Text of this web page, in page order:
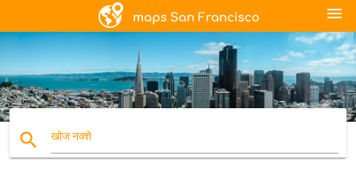
menu
search खोज नक्शे